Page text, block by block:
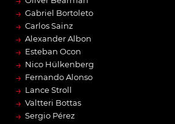
→ Gabriel Bortoleto
→ Carlos Sainz
→ Alexander Albon
→ Esteban Ocon
→ Nico Hülkenberg
→ Fernando Alonso
→ Lance Stroll
→ Valtteri Bottas
→ Sergio Pérez